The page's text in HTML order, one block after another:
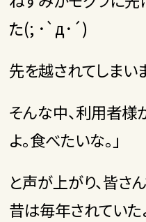
た(; ･`д･´)
先を越されてしまいま
そんな中、利用者様
よ。食べたいな。」
と声が上がり、皆さ
昔は毎年されていた